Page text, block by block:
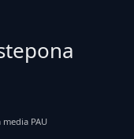
media PAU